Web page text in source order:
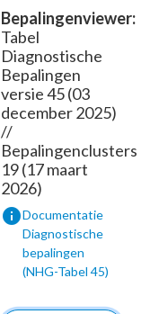
Bepalingenviewer:
Tabel
Diagnostische
Bepalingen
versie 45 (03
december 2025)
//
Bepalingenclusters
19 (17 maart
2026)
infoDocumentatie
Diagnostische
bepalingen
(NHG-Tabel 45)